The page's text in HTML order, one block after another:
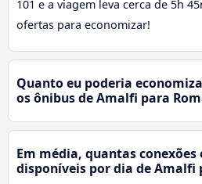
101 e a viagem leva cerca de 5h
ofertas para economizar!
Quanto eu poderia
os ônibus de Amalfi para
Em média, quantas conexões
disponíveis por dia de Amalfi